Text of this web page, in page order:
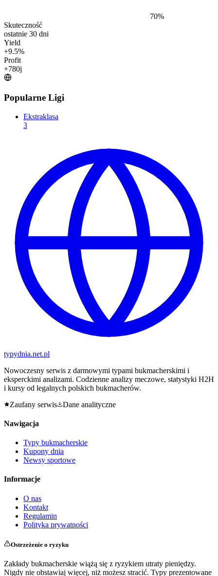
70%
Skuteczność
ostatnie 30 dni
Yield
+9.5%
Profit
+780j
Popularne Ligi
Ekstraklasa
3
typydnia.net.pl
Nowoczesny serwis z darmowymi typami bukmacherskimi i
eksperckimi analizami. Codzienne analizy meczowe, statystyki H2H
i kursy od legalnych polskich bukmacherów.
Zaufany serwis
Dane analityczne
Nawigacja
Typy bukmacherskie
Kupony dnia
Newsy sportowe
Informacje
O nas
Kontakt
Regulamin
Polityka prywatności
Ostrzeżenie o ryzyku
Zakłady bukmacherskie wiążą się z ryzykiem utraty pieniędzy.
Nigdy nie obstawiaj więcej, niż możesz stracić. Typy prezentowane